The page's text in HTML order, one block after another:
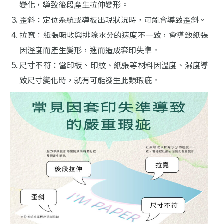
變化，導致後段產生拉伸變形。
歪斜：定位系統或導板出現狀況時，可能會導致歪斜。
拉寬：紙張吸收與排除水分的速度不一致，會導致紙張
因溼度而產生變形，進而造成套印失準。
尺寸不符：當印板、印紋、紙張等材料因溫度、濕度導
致尺寸變化時，就有可能發生此類瑕疵。